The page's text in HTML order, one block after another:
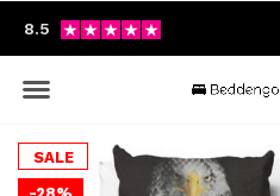
8.5
SALE